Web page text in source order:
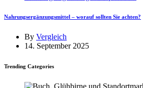
Nahrungsergänzungsmittel – worauf sollten Sie achten?
By Vergleich
14. September 2025
Trending Categories